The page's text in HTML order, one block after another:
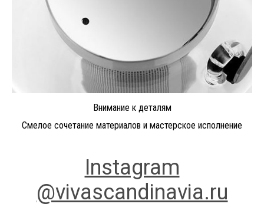
Внимание к деталям
Смелое сочетание материалов и мастерское исполнение
Instagram
@vivascandinavia.ru